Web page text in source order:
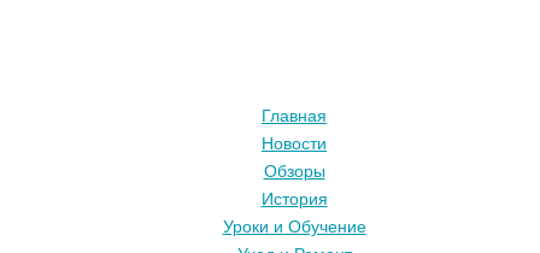
Главная
Новости
Обзоры
История
Уроки и Обучение